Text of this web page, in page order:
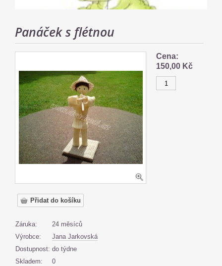
Panáček s flétnou
Cena:
150,00 Kč
Záruka:
24 měsíců
Výrobce:
Jana Jarkovská
Dostupnost: do týdne
Skladem:
0